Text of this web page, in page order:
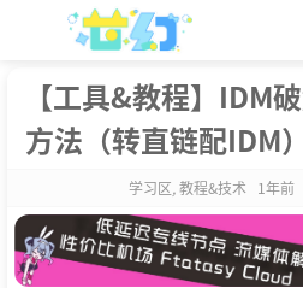
【工具&教程】IDM
方法（转直链配IDM
学习区,教程&技术 1年前